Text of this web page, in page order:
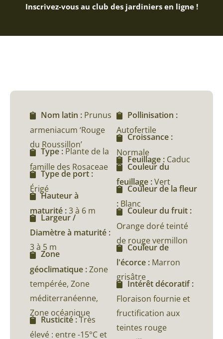
Inscrivez-vous au club des jardiniers en ligne !
Nom latin : Prunus
armeniacum ‘Rouge
du Roussillon’
Type : Plante de la
famille des Rosaceae
Type de port :
Érigé
Hauteur à
maturité :3 à 6 m
Largeur /
Diamètre à maturité :
3 à 5 m
Zone
géoclimatique :Zone
tempérée, Zone
méditerranéenne,
Zone océanique
Rusticité :Très
élevé : entre -15°C et
Pollinisation :
Autofertile
Croissance :
Normale
Feuillage : Caduc
Couleur du
feuillage :Vert
Couleur de la fleur
: Blanc
Couleur du fruit :
Orange doré teinté
de rouge vermillon
Couleur de
l'écorce : Marron
grisâtre
Intérêt décoratif :
Floraison fournie et
fructification aux
teintes rouge